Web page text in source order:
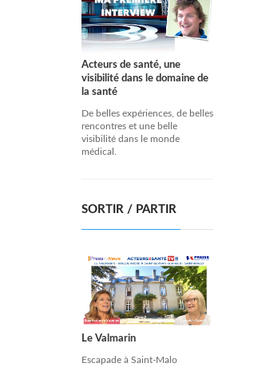
Acteurs de santé, une
visibilité dans le domaine de
la santé
De belles expériences, de belles
rencontres et une belle
visibilité dans le monde
médical.
SORTIR / PARTIR
Le Valmarin
Escapade à Saint-Malo